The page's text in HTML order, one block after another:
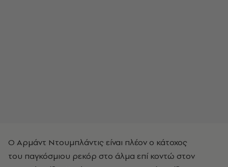
Ο Αρμάντ Ντουμπλάντις είναι πλέον ο κάτοχος
του παγκόσμιου ρεκόρ στο άλμα επί κοντώ στον